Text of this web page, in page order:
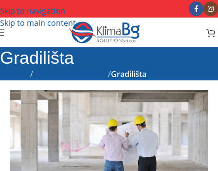
Skip to navigation
Skip to main content
Gradilišta
/ /Gradilišta